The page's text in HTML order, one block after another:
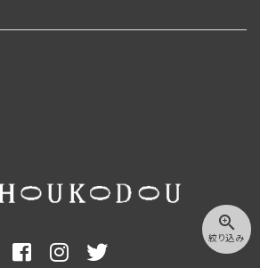
zoom_in
絞り込み